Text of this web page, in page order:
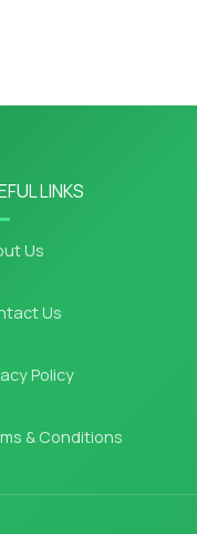
LINKS
Us
Us
Policy
& Conditions